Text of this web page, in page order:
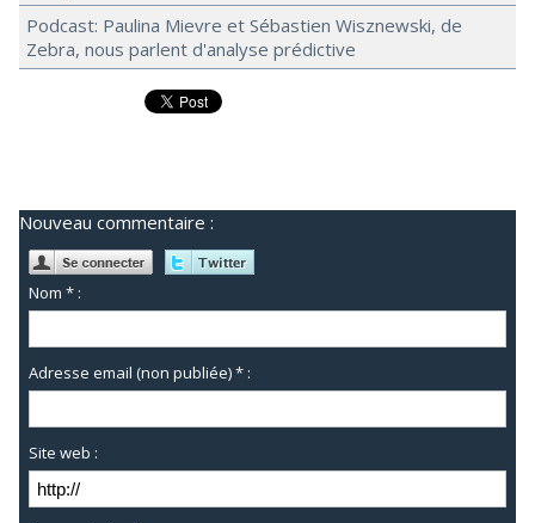
Podcast: Paulina Mievre et Sébastien Wisznewski, de
Zebra, nous parlent d'analyse prédictive
Nouveau commentaire :
Nom * :
Adresse email (non publiée) * :
Site web :